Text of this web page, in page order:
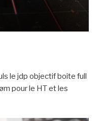
le jdp objectif boite full
pour le HT et les